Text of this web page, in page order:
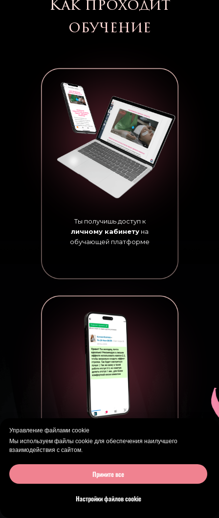
Как проходит
обучение
Ты получишь доступ к
личному кабинету на
обучающей платформе
По каждому заданию курса
обратную связьв
Управление файлами cookie
Мы используем файлы cookie для обеспечения наилучшего
взаимодействия с сайтом.
Примите все
Настройки файлов cookie